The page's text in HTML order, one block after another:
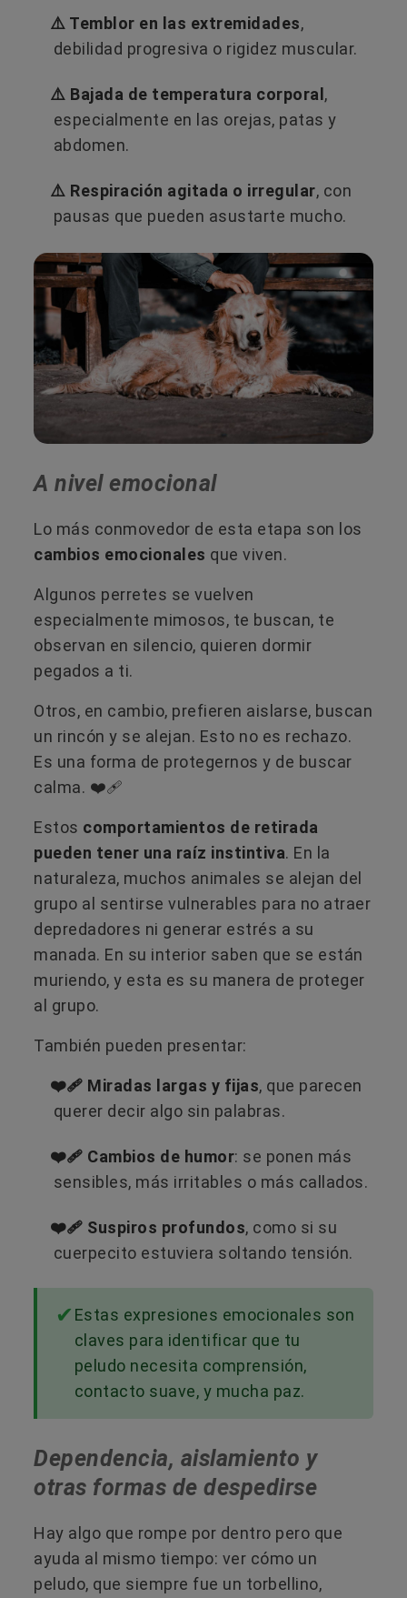
⚠️ Temblor en las extremidades,
debilidad progresiva o rigidez muscular.
⚠️ Bajada de temperatura corporal,
especialmente en las orejas, patas y
abdomen.
⚠️ Respiración agitada o irregular, con
pausas que pueden asustarte mucho.
A nivel emocional
Lo más conmovedor de esta etapa son los
cambios emocionales que viven.
Algunos perretes se vuelven
especialmente mimosos, te buscan, te
observan en silencio, quieren dormir
pegados a ti.
Otros, en cambio, prefieren aislarse, buscan
un rincón y se alejan. Esto no es rechazo.
Es una forma de protegernos y de buscar
calma. ❤️‍🩹
Estos comportamientos de retirada
pueden tener una raíz instintiva. En la
naturaleza, muchos animales se alejan del
grupo al sentirse vulnerables para no atraer
depredadores ni generar estrés a su
manada. En su interior saben que se están
muriendo, y esta es su manera de proteger
al grupo.
También pueden presentar:
❤️‍🩹 Miradas largas y fijas, que parecen
querer decir algo sin palabras.
❤️‍🩹 Cambios de humor: se ponen más
sensibles, más irritables o más callados.
❤️‍🩹 Suspiros profundos, como si su
cuerpecito estuviera soltando tensión.
Estas expresiones emocionales son
claves para identificar que tu
peludo necesita comprensión,
contacto suave, y mucha paz.
Dependencia, aislamiento y
otras formas de despedirse
Hay algo que rompe por dentro pero que
ayuda al mismo tiempo: ver cómo un
peludo, que siempre fue un torbellino,